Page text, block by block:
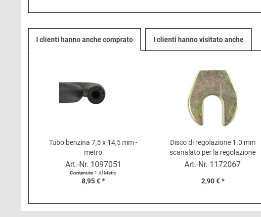
I clienti hanno anche comprato I clienti hanno visitato anche
Tubo benzina 7,5 x 14,5 mm -
metro
Art.-Nr. 1097051
Contenuto1 Al Metro
8,95 € *
Disco di regolazione 1.0 mm
scanalato per la regolazione
dell'asse anteriore Fiat 124 Spider,
Art.-Nr. 1172067
2,90 € *